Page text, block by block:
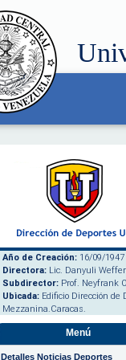
Año de Creación: 16/09/1947
Directora: Lic. Danyuli Weffer
Subdirector: Prof. Neyfrank
Ubicada: Edificio Dirección de
Mezzanina.Caracas.
Menú
Detalles Noticias Deportes